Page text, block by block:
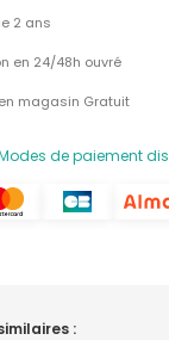
2 ans
en 24/48h ouvré
magasin Gratuit
de paiement
: